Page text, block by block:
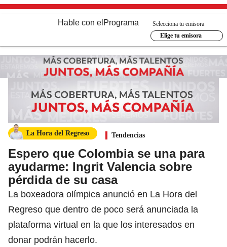
Hable con el Programa
Selecciona tu emisora
Elige tu emisora
La Hora del Regreso Tendencias
Espero que Colombia se una para
ayudarme: Ingrit Valencia sobre
pérdida de su casa
La boxeadora olímpica anunció en La Hora del
Regreso que dentro de poco será anunciada la
plataforma virtual en la que los interesados en
donar podrán hacerlo.